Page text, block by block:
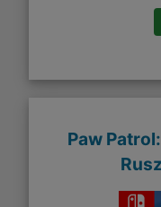
Paw